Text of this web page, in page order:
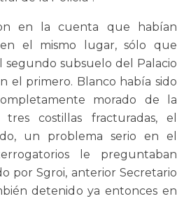
en la cuenta que habían
el mismo lugar, sólo que
segundo subsuelo del Palacio
el primero. Blanco había sido
morado de la
costillas fracturadas, el
un problema serio en el
le preguntaban
por Sgroi, anterior Secretario
detenido ya entonces en